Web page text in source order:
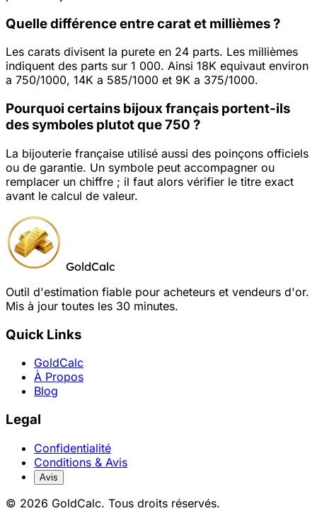
Quelle différence entre carat et millièmes ?
Les carats divisent la purete en 24 parts. Les millièmes
indiquent des parts sur 1 000. Ainsi 18K equivaut environ
a 750/1000, 14K a 585/1000 et 9K a 375/1000.
Pourquoi certains bijoux français portent-ils
des symboles plutot que 750 ?
La bijouterie française utilisé aussi des poinçons officiels
ou de garantie. Un symbole peut accompagner ou
remplacer un chiffre ; il faut alors vérifier le titre exact
avant le calcul de valeur.
GoldCalc
Outil d'estimation fiable pour acheteurs et vendeurs d'or.
Mis à jour toutes les 30 minutes.
Quick Links
GoldCalc
À Propos
Blog
Legal
Confidentialité
Conditions & Avis
Avis
© 2026 GoldCalc. Tous droits réservés.